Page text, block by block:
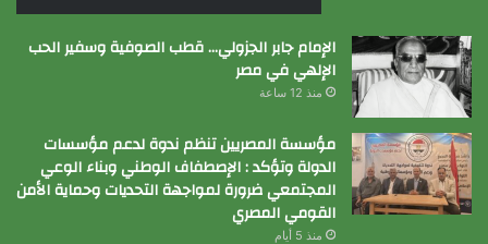
الإمام جابر الجزولي… قطب الصوفية وسفير الحب
الإلهي في مصر
منذ 12 ساعة
مؤسسة المصريين تنظم ندوة لدعم مؤسسات
الدولة وتؤكد : الإصطفاف الوطني وبناء الوعي
المجتمعي ضرورة لمواجهة التحديات وحماية الأمن
القومي المصري
منذ 5 أيام